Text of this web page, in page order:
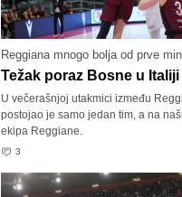
Reggiana mnogo bolja od prve
Težak poraz Bosne u Italiji
U večerašnjoj utakmici između
postojao je samo jedan tim, a na
ekipa Reggiane.
3